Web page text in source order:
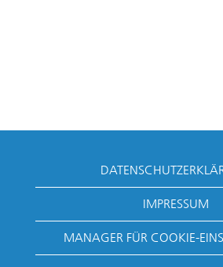
IMPRESSUM
MANAGER FÜR COOKIE-